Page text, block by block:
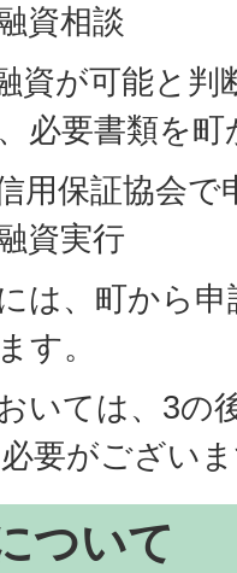
資相談
資が可能と判
必要書類を
用保証協会で
資実行
は、町から申
す。
いては、3の
要がござい
ついて